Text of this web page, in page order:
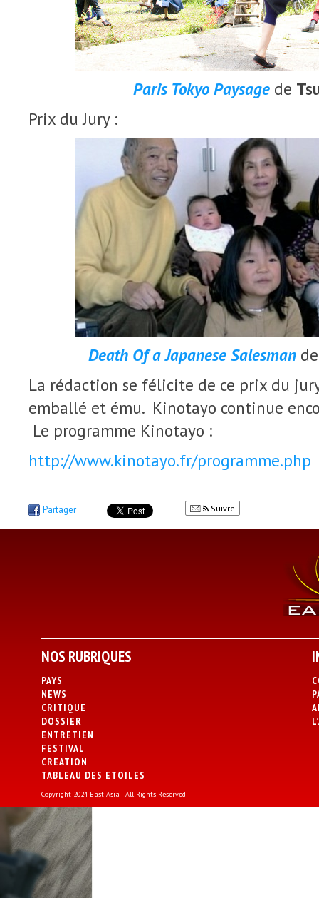
Paris Tokyo Paysage de
Prix du Jury :
Death Of a Japanese Salesman
La rédaction se félicite de ce prix du
emballé et ému. Kinotayo continue
Le programme Kinotayo :
http://www.kinotayo.fr/programme.php
Partager Suivre
NOS RUBRIQUES
PAYS
NEWS
CRITIQUE
DOSSIER
ENTRETIEN
FESTIVAL
CREATION
TABLEAU DES ETOILES
Copyright 2024 East Asia - All Rights Reserved